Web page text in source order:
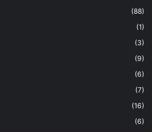
(88)
(1)
(3)
(9)
(6)
(7)
(16)
(6)